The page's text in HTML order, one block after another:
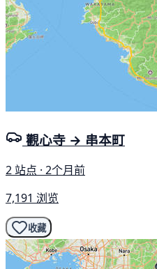
觀心寺 → 串本町
2 站点 · 2个月前
7,191 浏览
收藏